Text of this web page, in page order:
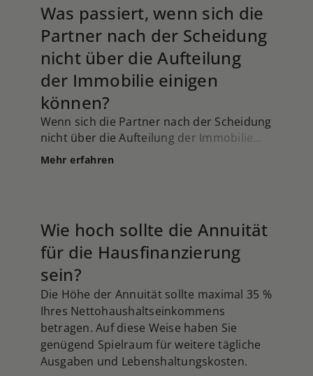
Was passiert, wenn sich die
Partner nach der Scheidung
nicht über die Aufteilung
der Immobilie einigen
können?
Wenn sich die Partner nach der Scheidung
nicht über die Aufteilung der Immobilie
einigen können, kann dies zu rechtlichen
einschalten, um bei der Lösung ihrer
Meinungsverschiedenheiten zu helfen. Ein
Mediator ist eine neutrale Person, die
dabei unterstützt, eine Einigung zu
erzielen, die für beide Parteien akzeptabel
ist. Gerichtsverfahren: Wenn eine Einigung
durch Verhandlungen oder Mediation
nicht erzielt werden kann, kann einer der
Partner rechtliche Schritte einleiten,
Mehr erfahren
Wie hoch sollte die Annuität
für die Hausfinanzierung
sein?
Die Höhe der Annuität sollte maximal 35 %
Ihres Nettohaushaltseinkommens
betragen. Auf diese Weise haben Sie
genügend Spielraum für weitere tägliche
Ausgaben und Lebenshaltungskosten.